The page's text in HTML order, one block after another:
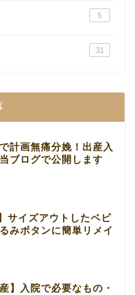
5
31
計画無痛分娩！出産入
ブログで公開します
サイズアウトしたベビ
みボタンに簡単リメイ
】入院で必要なもの・